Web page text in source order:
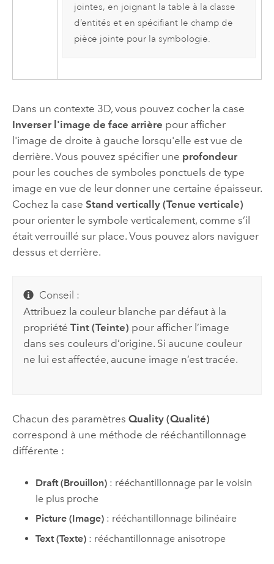
jointes, en joignant la table à la classe
d’entités et en spécifiant le champ de
pièce jointe pour la symbologie.
Dans un contexte 3D, vous pouvez cocher la case
Inverser l'image de face arrière pour afficher
l'image de droite à gauche lorsqu'elle est vue de
derrière. Vous pouvez spécifier une profondeur
pour les couches de symboles ponctuels de type
image en vue de leur donner une certaine épaisseur.
Cochez la case Stand vertically (Tenue verticale)
pour orienter le symbole verticalement, comme s’il
était verrouillé sur place. Vous pouvez alors naviguer
dessus et derrière.
Conseil :
Attribuez la couleur blanche par défaut à la
propriétéTint (Teinte) pour afficher l’image
dans ses couleurs d’origine. Si aucune couleur
ne lui est affectée, aucune image n’est tracée.
Chacun des paramètres Quality (Qualité)
correspond à une méthode de rééchantillonnage
différente :
Draft (Brouillon) : rééchantillonnage par le voisin
le plus proche
Picture (Image) : rééchantillonnage bilinéaire
Text (Texte) : rééchantillonnage anisotrope